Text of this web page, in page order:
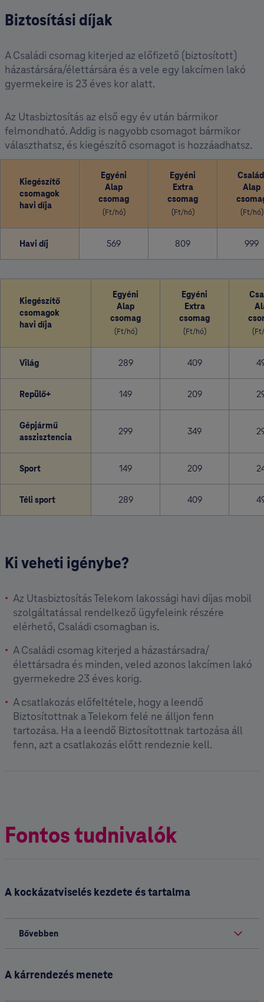
Biztosítási díjak
A Családi csomag kiterjed az előfizető (biztosított)
házastársára/élettársára és a vele egy lakcímen lakó
gyermekeire is 23 éves kor alatt.
Az Utasbiztosítás az első egy év után bármikor
felmondható. Addig is nagyobb csomagot bármikor
választhatsz, és kiegészítő csomagot is hozzáadhatsz.
Kiegészítő
csomagok
havi díja
Egyéni
Alap
csomag
(Ft/hó)
Egyéni
Extra
csomag
(Ft/hó)
Alap
(Ft/hó)
Havi díj 569 809 999
Kiegészítő
csomagok
havi díja
Egyéni
Alap
csomag
(Ft/hó)
Egyéni
Extra
csomag
(Ft/hó)
Világ 289 409
Repülő+ 149 209
Gépjármű
asszisztencia
299 349
Sport 149 209
Téli sport 289 409
Ki veheti igénybe?
Az Utasbiztosítás Telekom lakossági havi díjas mobil
szolgáltatással rendelkező ügyfeleink részére
elérhető, Családi csomagban is.
A Családi csomag kiterjed a házastársadra/
élettársadra és minden, veled azonos lakcímen lakó
gyermekedre 23 éves korig.
A csatlakozás előfeltétele, hogy a leendő
Biztosítottnak a Telekom felé ne álljon fenn
tartozása. Ha a leendő Biztosítottnak tartozása áll
fenn, azt a csatlakozás előtt rendeznie kell.
Fontos tudnivalók
A kockázatviselés kezdete és tartalma
Bővebben
A kárrendezés menete